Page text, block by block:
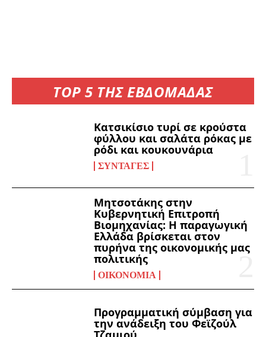
TOP 5 ΤΗΣ ΕΒΔΟΜΑΔΑΣ
Κατσικίσιο τυρί σε κρούστα
φύλλου και σαλάτα ρόκας με
ρόδι και κουκουνάρια
ΣΥΝΤΑΓΈΣ
Μητσοτάκης στην
Κυβερνητική Επιτροπή
Βιομηχανίας: Η παραγωγική
Ελλάδα βρίσκεται στον
πυρήνα της οικονομικής μας
πολιτικής
ΟΙΚΟΝΟΜΊΑ
Προγραμματική σύμβαση για
την ανάδειξη του Φεϊζούλ